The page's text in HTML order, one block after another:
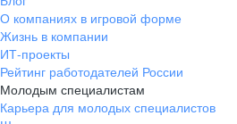
О компаниях в игровой форме
Жизнь в компании
ИТ-проекты
Рейтинг работодателей России
Молодым специалистам
Карьера для молодых специалистов